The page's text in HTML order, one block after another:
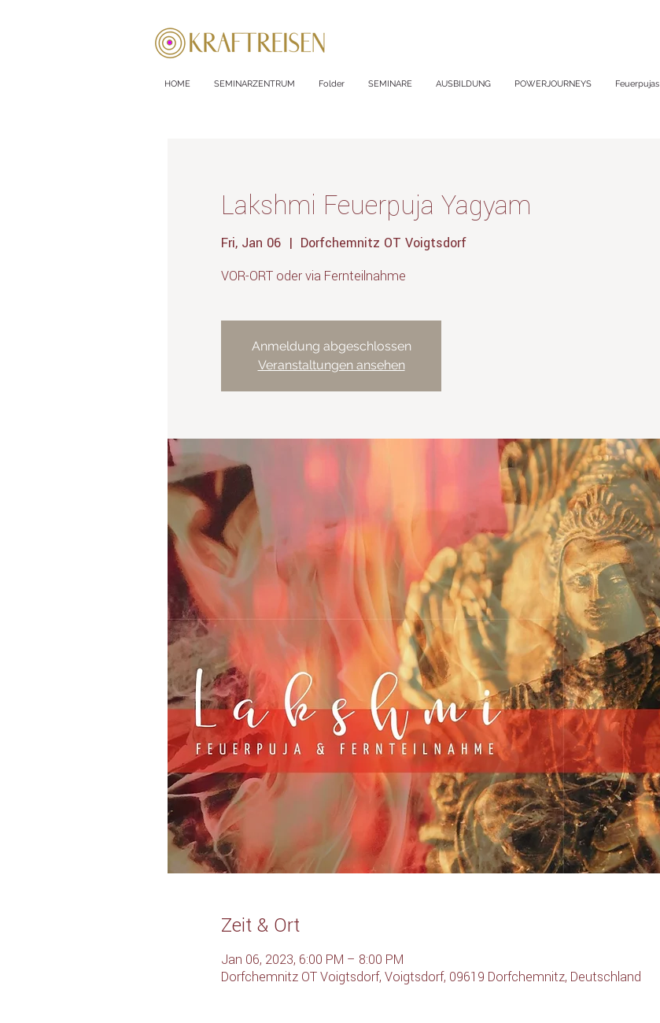
HOME SEMINARZENTRUM Folder SEMINARE AUSBILDUNG POWERJOURNEYS Feuerpujas
Lakshmi Feuerpuja Yagyam
Fri, Jan 06
  |
Dorfchemnitz OT Voigtsdorf
VOR-ORT oder via Fernteilnahme
Anmeldung abgeschlossen
Veranstaltungen ansehen
Zeit & Ort
Jan 06, 2023, 6:00 PM – 8:00 PM
Dorfchemnitz OT Voigtsdorf, Voigtsdorf, 09619 Dorfchemnitz, Deutschland